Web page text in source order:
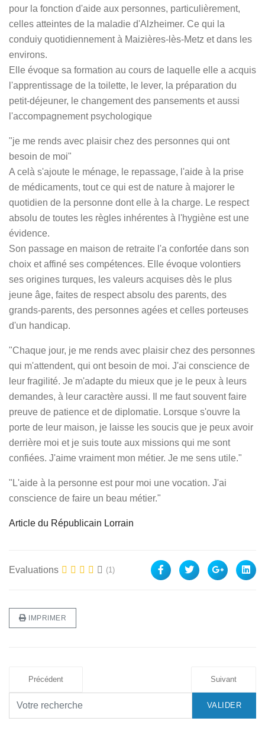
pour la fonction d'aide aux personnes, particulièrement,
celles atteintes de la maladie d'Alzheimer. Ce qui la
conduiy quotidiennement à Maizières-lès-Metz et dans les
environs.
Elle évoque sa formation au cours de laquelle elle a acquis
l'apprentissage de la toilette, le lever, la préparation du
petit-déjeuner, le changement des pansements et aussi
l'accompagnement psychologique
"je me rends avec plaisir chez des personnes qui ont
besoin de moi"
A celà s'ajoute le ménage, le repassage, l'aide à la prise
de médicaments, tout ce qui est de nature à majorer le
quotidien de la personne dont elle à la charge. Le respect
absolu de toutes les règles inhérentes à l'hygiène est une
évidence.
Son passage en maison de retraite l'a confortée dans son
choix et affiné ses compétences. Elle évoque volontiers
ses origines turques, les valeurs acquises dès le plus
jeune âge, faites de respect absolu des parents, des
grands-parents, des personnes agées et celles porteuses
d'un handicap.
"Chaque jour, je me rends avec plaisir chez des personnes
qui m'attendent, qui ont besoin de moi. J'ai conscience de
leur fragilité. Je m'adapte du mieux que je le peux à leurs
demandes, à leur caractère aussi. Il me faut souvent faire
preuve de patience et de diplomatie. Lorsque s'ouvre la
porte de leur maison, je laisse les soucis que je peux avoir
derrière moi et je suis toute aux missions qui me sont
confiées. J'aime vraiment mon métier. Je me sens utile."
"L'aide à la personne est pour moi une vocation. J'ai
conscience de faire un beau métier."
Article du Républicain Lorrain
Evaluations (1)
IMPRIMER
Précédent Suivant
VALIDER